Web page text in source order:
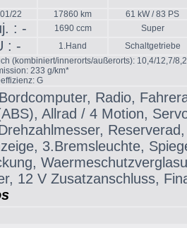
22 17860 km 61 kW / 83 PS
: - 1690 ccm Super
: - 1.Hand
Schaltgetriebe
(kombiniert/innerorts/außerorts): 10,4/12,7/
233 g/km*
G
Radio,
Allrad / 4 Motion,
3.Bremsleuchte,
12 V Zusatzanschluss,